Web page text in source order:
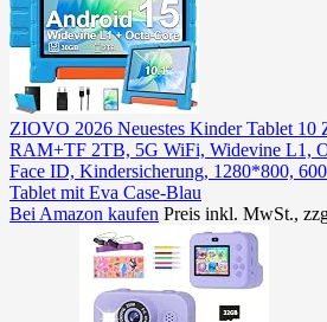
ZIOVO 2026 Neuestes Kinder Tablet
RAM+TF 2TB, 5G WiFi, Widevine L1,
Face ID, Kindersicherung, 1280*800,
Tablet mit Eva Case-Blau
Bei Amazon kaufen Preis inkl. MwSt.,